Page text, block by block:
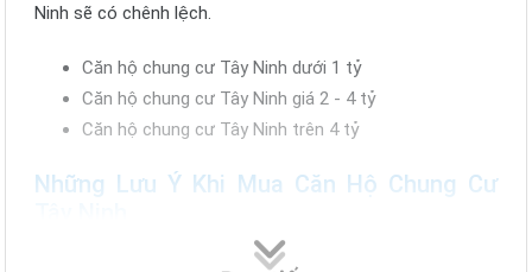
Ninh sẽ có chênh lệch.
Căn hộ chung cư Tây Ninh dưới 1 tỷ
Căn hộ chung cư Tây Ninh giá 2 - 4 tỷ
Căn hộ chung cư Tây Ninh trên 4 tỷ
Những Lưu Ý Khi Mua Căn Hộ Chung Cư
Xác định tài chính của bản thân và gia đình